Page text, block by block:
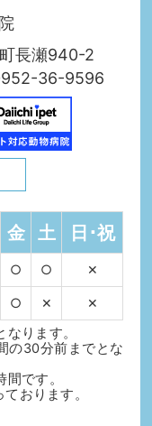
長瀬940-2
36-9596
金 土 日･祝
○ ○ ✕
○ ✕ ✕
ります。
の30分前までとな
です。
ております。